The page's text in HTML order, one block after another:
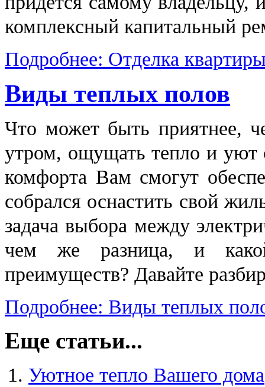
комплексный капитальный
Подробнее: Отделка
Виды теплых полов
Что может быть приятнее,
утром, ощущать тепло и
комфорта Вам смогут
собрался оснастить свой
задача выбора между
чем же разница, и
преимуществ? Давайте
Подробнее: Виды теплых
Еще статьи...
Уютное тепло Вашего дома